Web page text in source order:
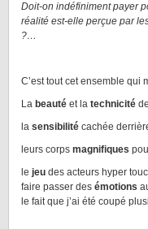
Doit-on indéfiniment payer
réalité est-elle perçue par
?…
C’est tout cet ensemble qui
La beauté et la technicité
la sensibilité cachée
leurs corps magnifiques
le jeu des acteurs hyper
faire passer des émotions
le fait que j’ai été coupé